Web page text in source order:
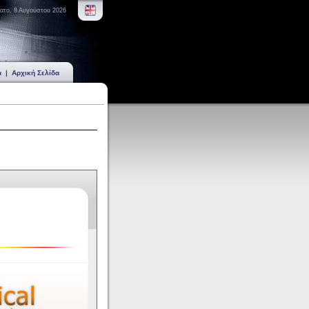
8 Αυγούστου 2026
| Αρχική Σελίδα